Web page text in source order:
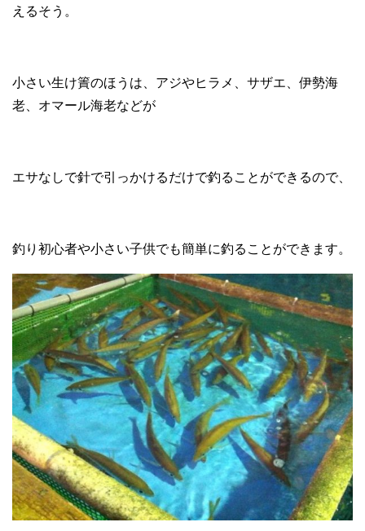
えるそう。
小さい生け簀のほうは、アジやヒラメ、サザエ、伊勢海
老、オマール海老などが
エサなしで針で引っかけるだけで釣ることができるので、
釣り初心者や小さい子供でも簡単に釣ることができます。